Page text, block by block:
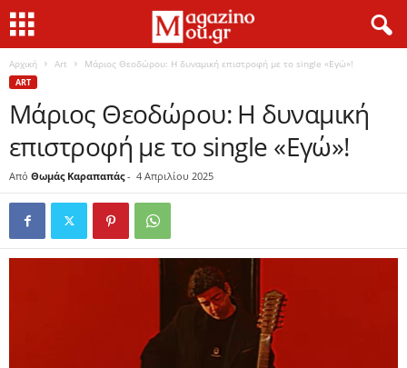
Αρχική Art Μάριος Θεοδώρου: Η δυναμική επιστροφή με το single «Εγώ»!
ART
Μάριος Θεοδώρου: Η δυναμική
επιστροφή με το single «Εγώ»!
Από Θωμάς Καραπαπάς- 4 Απριλίου 2025